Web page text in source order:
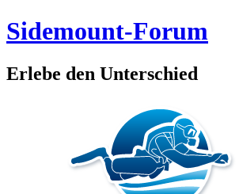
Sidemount-Forum
Erlebe den Unterschied